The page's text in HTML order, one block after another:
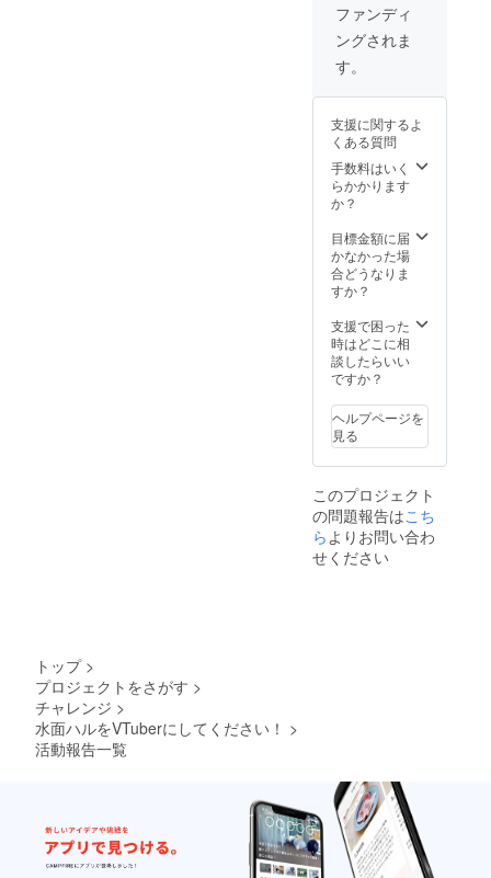
ファンディ
ングされま
す。
支援に関するよ
くある質問
手数料はいく
らかかります
か？
目標金額に届
かなかった場
合どうなりま
すか？
支援で困った
時はどこに相
談したらいい
ですか？
ヘルプページを
見る
このプロジェクト
の問題報告はこち
ら よりお問い合わ
せください
トップ >
プロジェクトをさがす >
チャレンジ >
水面ハルをVTuberにしてください！ >
活動報告一覧